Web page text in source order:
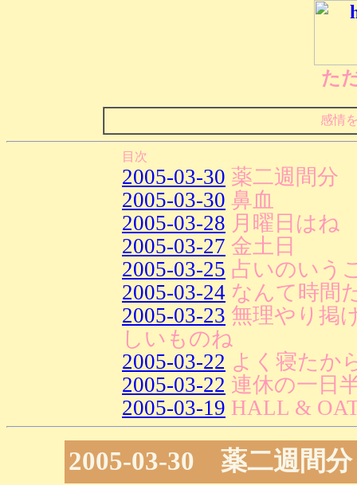
た
感情
目次
2005-03-30 薬二週間分
2005-03-30 鼻血
2005-03-28 月曜日はね
2005-03-27 金土日
2005-03-25 占いのいう
2005-03-24 なんて時間
2005-03-23 無理やり掲
しいものね
2005-03-22 よく寝たか
2005-03-22 連休の一日
2005-03-19 HALL &
2005-03-30 薬二週間分